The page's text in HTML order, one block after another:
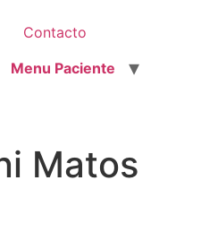
Contacto
Menu Paciente
Matos